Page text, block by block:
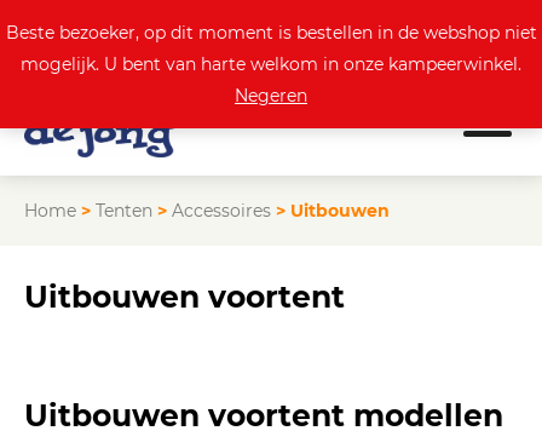
Actuele aanbod
Home > Tenten > Accessoires > Uitbouwen
Uitbouwen voortent
Uitbouwen voortent modellen
Beste bezoeker, op dit moment is bestellen in de webshop niet
mogelijk. U bent van harte welkom in onze kampeerwinkel.
Negeren